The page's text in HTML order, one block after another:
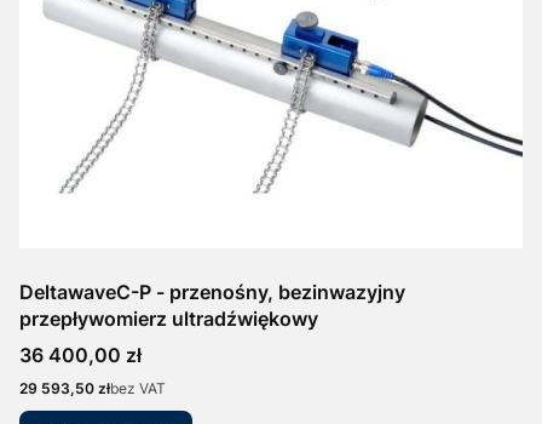
DeltawaveC-P - przenośny, bezinwazyjny
przepływomierz ultradźwiękowy
Cena
36 400,00 zł
Cena
29 593,50 złbez VAT